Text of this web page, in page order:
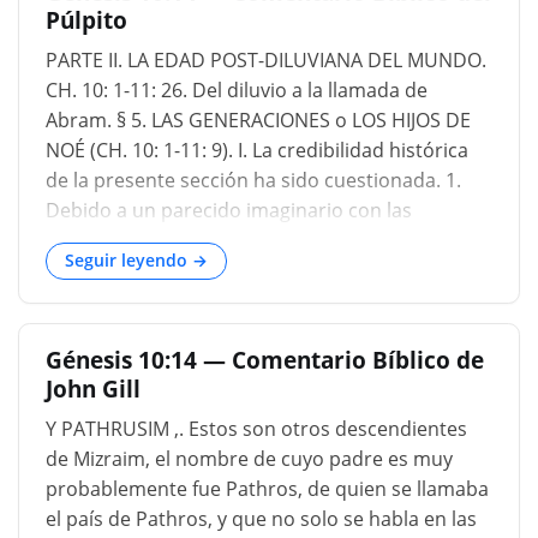
Púlpito
PARTE II. LA EDAD POST-DILUVIANA DEL MUNDO.
CH. 10: 1-11: 26. Del diluvio a la llamada de
Abram. § 5. LAS GENERACIONES o LOS HIJOS DE
NOÉ (CH. 10: 1-11: 9). I. La credibilidad histórica
de la presente sección ha sido cuestionada. 1.
Debido a un parecido imaginario con las
mitologías etnográficas de Grecia, la tabla
genealógica de las naciones ha sido relegada a la
categoría de invención ficticia. Ha sido asignado
por muchos críticos a un post-Mosaico
denunciado, a los días de Joshua (Delitzsch), a la
era de las relaciones hebreas con los cananeos
fenicios (Knobel), a la era del exilio (Bohlen); y se
ha declarado que el propósito específico de su
composición es el deseo de satisfacer el orgullo
nacional de los hebreos al rastrear su
Seguir leyendo →
Génesis 10:14 — Comentario Bíblico de
John Gill
Y PATHRUSIM ,. Estos son otros descendientes
de Mizraim, el nombre de cuyo padre es muy
probablemente fue Pathros, de quien se llamaba
el país de Pathros, y que no solo se habla en las